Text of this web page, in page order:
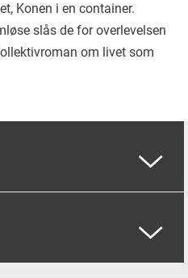
Konen i en container.
slås de for overlevelsen
om livet som